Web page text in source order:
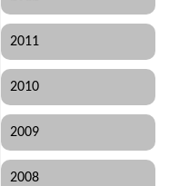
2011
2010
2009
2008